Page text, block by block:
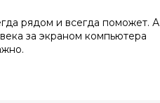
рядом и всегда поможет. А
за экраном компьютера